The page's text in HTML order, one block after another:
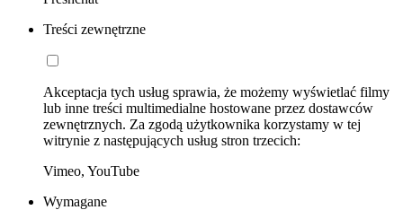
Treści zewnętrzne
Akceptacja tych usług sprawia, że możemy wyświetlać filmy
lub inne treści multimedialne hostowane przez dostawców
zewnętrznych. Za zgodą użytkownika korzystamy w tej
witrynie z następujących usług stron trzecich:
Vimeo, YouTube
Wymagane